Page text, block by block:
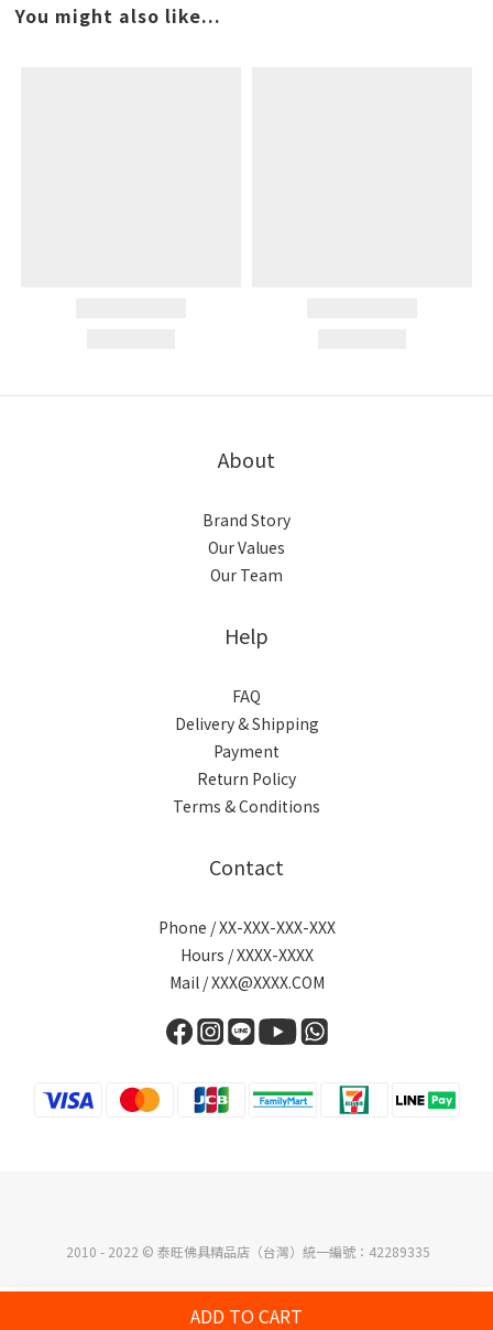
ADD TO CART
You might also like...
About
Brand Story
Our Values
Our Team
Help
FAQ
Delivery & Shipping
Payment
Return Policy
Terms & Conditions
Contact
Phone / XX-XXX-XXX-XXX
Hours / XXXX-XXXX
Mail / XXX@XXXX.COM
2010 - 2022 © 泰旺佛具精品店（台灣）統一編號：42289335